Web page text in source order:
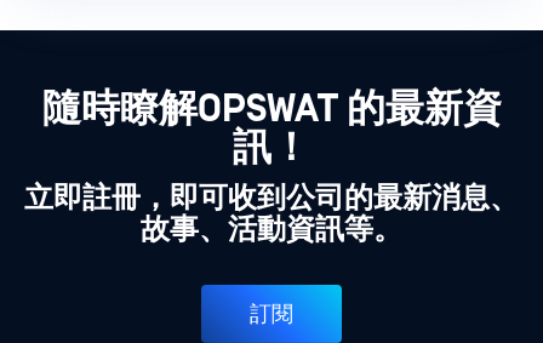
隨時瞭解OPSWAT 的最新資
訊！
立即註冊，即可收到公司的最新消息、
故事、活動資訊等。
訂閱